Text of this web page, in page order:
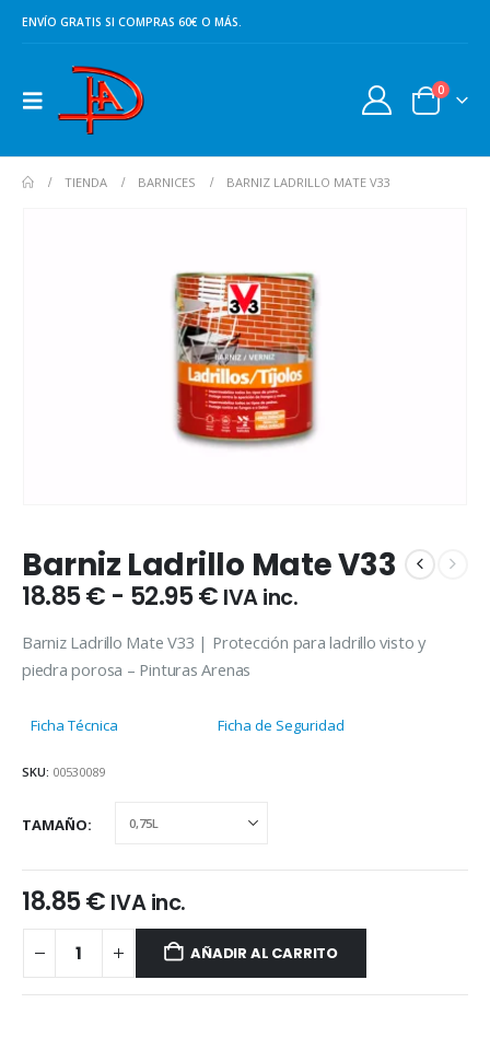
ENVÍO GRATIS SI COMPRAS 60€ O MÁS.
0
TIENDA BARNICES BARNIZ LADRILLO MATE V33
Barniz Ladrillo Mate V33
18.85€ - 52.95€Rango
precios:
desde
hasta
52.95 €
IVA inc.
Barniz Ladrillo Mate V33 | Protección para ladrillo visto y
piedra porosa – Pinturas Arenas
Ficha Técnica Ficha de Seguridad
SKU: 00530089
TAMAÑO
18.85€ IVA inc.
AÑADIR AL CARRITO